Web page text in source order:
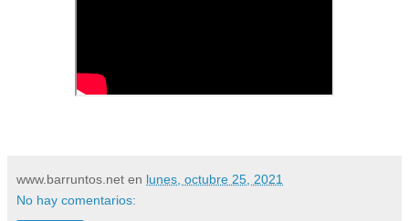
www.barruntos.net en lunes, octubre 25, 2021
No hay comentarios: